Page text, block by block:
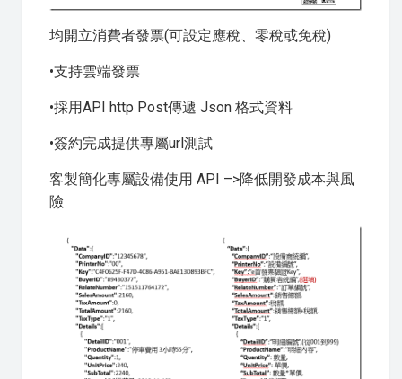
均開立消費者發票(可設定應稅、零稅或免稅)
•支持雲端發票
•採用API http Post傳遞 Json 格式資料
•簽約完成提供專屬url測試
客製簡化專屬設備使用 API –>降低開發成本與風
險